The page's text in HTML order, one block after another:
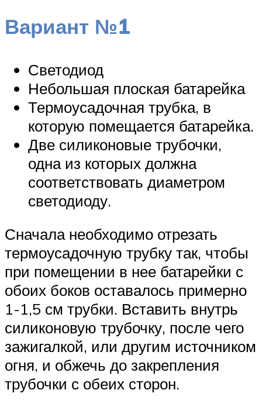
Вариант №1
Светодиод
Небольшая плоская батарейка
Термоусадочная трубка, в
которую помещается батарейка.
Две силиконовые трубочки,
одна из которых должна
соответствовать диаметром
светодиоду.
Сначала необходимо отрезать
термоусадочную трубку так, чтобы
при помещении в нее батарейки с
обоих боков оставалось примерно
1-1,5 см трубки. Вставить внутрь
силиконовую трубочку, после чего
зажигалкой, или другим источником
огня, и обжечь до закрепления
трубочки с обеих сторон.